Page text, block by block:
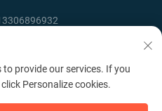
protected]
Freight Forwarding Co.,
provide our services. If you
Personalize cookies.